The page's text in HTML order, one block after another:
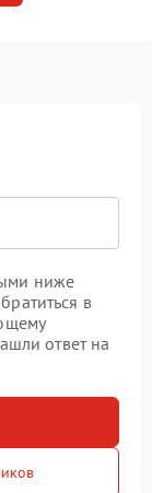
ниже
в
ответ на